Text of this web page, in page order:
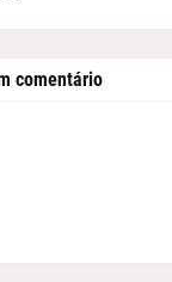
comentário